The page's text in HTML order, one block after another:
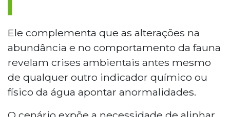
Ele complementa que as alterações na
abundância e no comportamento da fauna
revelam crises ambientais antes mesmo
de qualquer outro indicador químico ou
físico da água apontar anormalidades.